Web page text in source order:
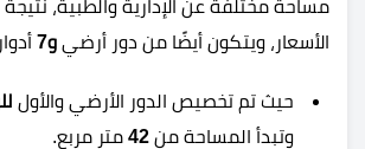
مساحة مختلفة عن الإدارية والطبية،
الأسعار، ويتكون أيضًا من دور أرضي و7
حيث تم تخصيص الدور الأرضي والأول
وتبدأ المساحة من 42 متر مربع.